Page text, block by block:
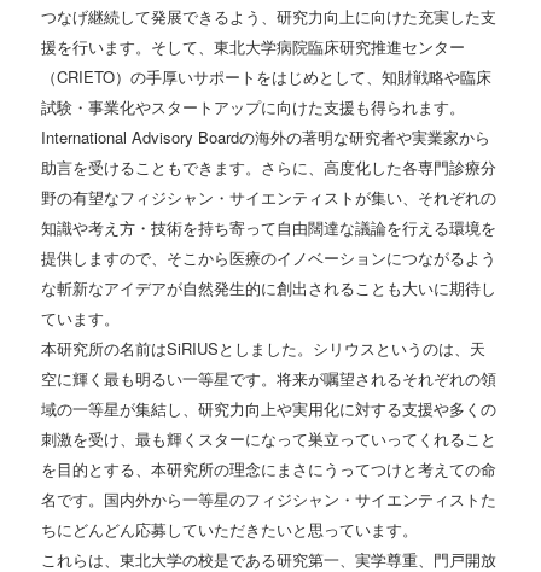
つなげ継続して発展できるよう、研究力向上に向けた充実した支
援を行います。そして、東北大学病院臨床研究推進センター
（CRIETO）の手厚いサポートをはじめとして、知財戦略や臨床
試験・事業化やスタートアップに向けた支援も得られます。
International Advisory Boardの海外の著明な研究者や実業家から
助言を受けることもできます。さらに、高度化した各専門診療分
野の有望なフィジシャン・サイエンティストが集い、それぞれの
知識や考え方・技術を持ち寄って自由闊達な議論を行える環境を
提供しますので、そこから医療のイノベーションにつながるよう
な斬新なアイデアが自然発生的に創出されることも大いに期待し
ています。
本研究所の名前はSiRIUSとしました。シリウスというのは、天
空に輝く最も明るい一等星です。将来が嘱望されるそれぞれの領
域の一等星が集結し、研究力向上や実用化に対する支援や多くの
刺激を受け、最も輝くスターになって巣立っていってくれること
を目的とする、本研究所の理念にまさにうってつけと考えての命
名です。国内外から一等星のフィジシャン・サイエンティストた
ちにどんどん応募していただきたいと思っています。
これらは、東北大学の校是である研究第一、実学尊重、門戸開放